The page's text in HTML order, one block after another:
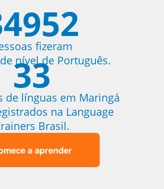
fizeram
nível de Português.
33
de línguas em Maringá
na Language
Brasil.
a aprender